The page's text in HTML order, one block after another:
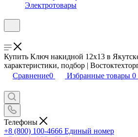
Электротовары
Купить Ключ накидной 12х13 в
характеристики, подбор |
Сравнение0 Избранные товары 0
Телефоны
+8 (800) 100-4666 Единый номер